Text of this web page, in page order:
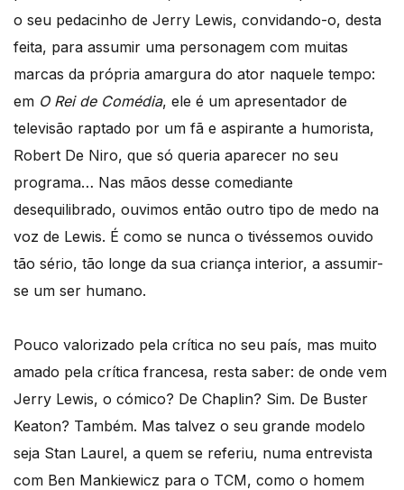
o seu pedacinho de Jerry Lewis, convidando-o, desta
feita, para assumir uma personagem com muitas
marcas da própria amargura do ator naquele tempo:
em O Rei de Comédia, ele é um apresentador de
televisão raptado por um fã e aspirante a humorista,
Robert De Niro, que só queria aparecer no seu
programa… Nas mãos desse comediante
desequilibrado, ouvimos então outro tipo de medo na
voz de Lewis. É como se nunca o tivéssemos ouvido
tão sério, tão longe da sua criança interior, a assumir-
se um ser humano.
Pouco valorizado pela crítica no seu país, mas muito
amado pela crítica francesa, resta saber: de onde vem
Jerry Lewis, o cómico? De Chaplin? Sim. De Buster
Keaton? Também. Mas talvez o seu grande modelo
seja Stan Laurel, a quem se referiu, numa entrevista
com Ben Mankiewicz para o TCM, como o homem